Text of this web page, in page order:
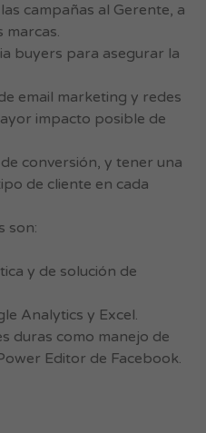
campañas al Gerente, a
marcas.
buyers para asegurar la
email marketing y redes
impacto posible de
conversión, y tener una
de cliente en cada
son:
y de solución de
Analytics y Excel.
duras como manejo de
Editor de Facebook.